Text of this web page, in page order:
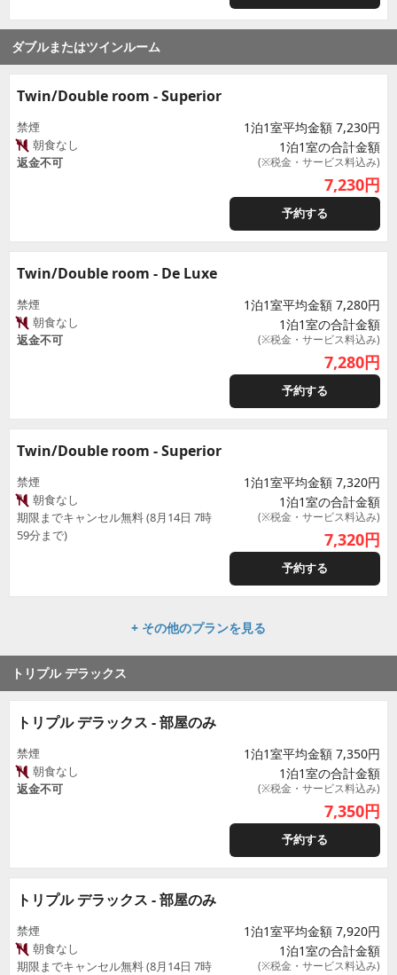
ダブルまたはツインルーム
Twin/Double room - Superior
禁煙
朝食なし
返金不可
1泊1室平均金額 7,230円
1泊1室の合計金額
(※税金・サービス料込み)
7,230円
予約する
Twin/Double room - De Luxe
禁煙
朝食なし
返金不可
1泊1室平均金額 7,280円
1泊1室の合計金額
(※税金・サービス料込み)
7,280円
予約する
Twin/Double room - Superior
禁煙
朝食なし
期限までキャンセル無料 (8月14日 7時
59分まで)
1泊1室平均金額 7,320円
1泊1室の合計金額
(※税金・サービス料込み)
7,320円
予約する
+ その他のプランを見る
トリプル デラックス
トリプル デラックス - 部屋のみ
禁煙
朝食なし
返金不可
1泊1室平均金額 7,350円
1泊1室の合計金額
(※税金・サービス料込み)
7,350円
予約する
トリプル デラックス - 部屋のみ
禁煙
朝食なし
期限までキャンセル無料 (8月14日 7時
1泊1室平均金額 7,920円
1泊1室の合計金額
(※税金・サービス料込み)